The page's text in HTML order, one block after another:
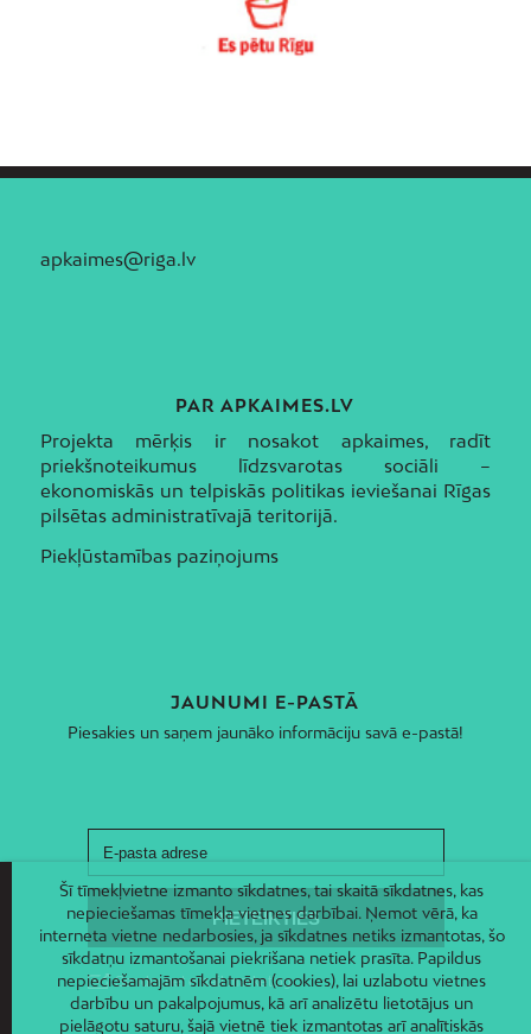
apkaimes@riga.lv
PAR APKAIMES.LV
Projekta mērķis ir nosakot apkaimes, radīt
priekšnoteikumus līdzsvarotas sociāli –
ekonomiskās un telpiskās politikas ieviešanai Rīgas
pilsētas administratīvajā teritorijā.
Piekļūstamības paziņojums
JAUNUMI E-PASTĀ
Piesakies un saņem jaunāko informāciju savā e-pastā!
Šī tīmekļvietne izmanto sīkdatnes, tai skaitā sīkdatnes, kas
nepieciešamas tīmekļa vietnes darbībai. Ņemot vērā, ka
interneta vietne nedarbosies, ja sīkdatnes netiks izmantotas, šo
sīkdatņu izmantošanai piekrišana netiek prasīta. Papildus
nepieciešamajām sīkdatnēm (cookies), lai uzlabotu vietnes
darbību un pakalpojumus, kā arī analizētu lietotājus un
pielāgotu saturu, šajā vietnē tiek izmantotas arī analītiskās